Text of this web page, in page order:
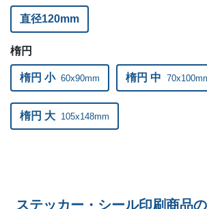
1,300部
1,500部
1,600部
1,900部
直径120mm
楕円
楕円 小 60x90mm 楕円 中
楕円 大 105x148mm
ステッカー・シール印刷商品